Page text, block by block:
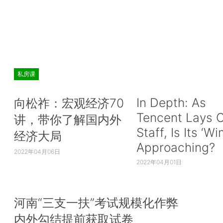
私房课
向松祚：宏观经济70
讲，带你了解国内外
经济大局
2022年04月06日
In Depth: As
Tencent Lays
Staff, Is Its
Approaching?
2022年04月01日
河南“三支一扶”考试规模化作弊
内外勾结提前获取试卷